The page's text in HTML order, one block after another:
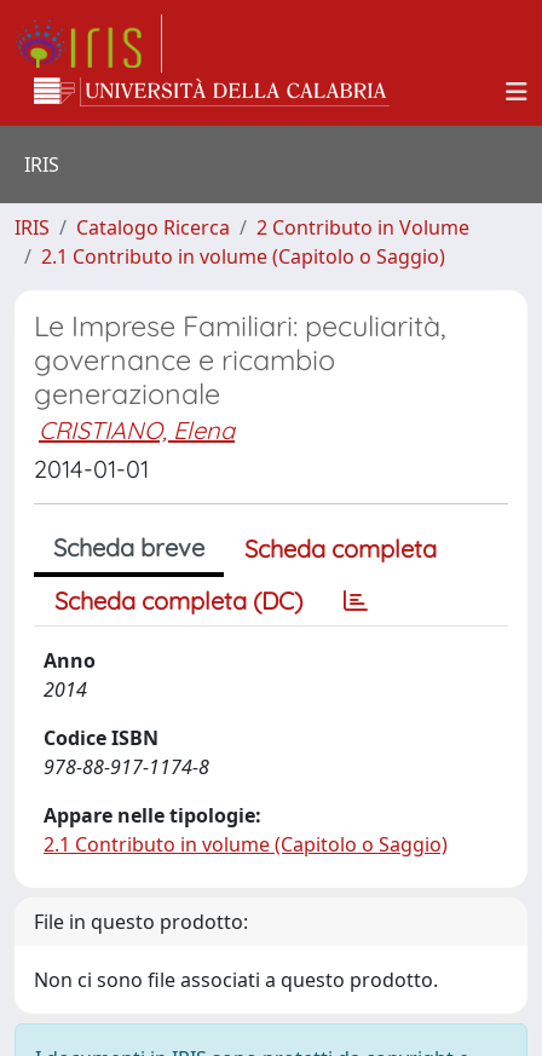
IRIS
IRIS Catalogo Ricerca
2 Contributo in Volume
2.1 Contributo in volume (Capitolo o Saggio)
Le Imprese Familiari: peculiarità,
governance e ricambio
generazionale
CRISTIANO, Elena
2014-01-01
Scheda breve
Scheda completa
Scheda completa (DC)
Anno
2014
Codice ISBN
978-88-917-1174-8
Appare nelle tipologie:
2.1 Contributo in volume (Capitolo o Saggio)
File in questo prodotto:
Non ci sono file associati a questo prodotto.